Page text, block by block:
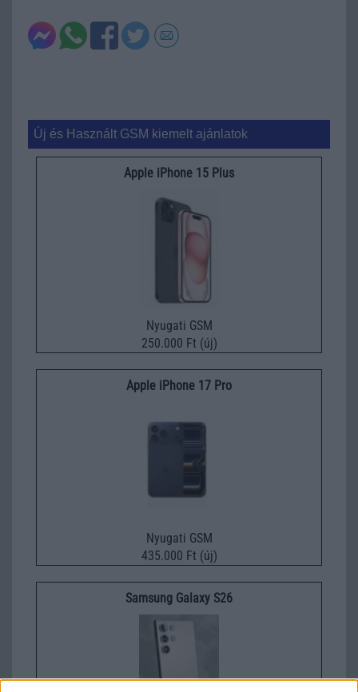
Új és Használt GSM kiemelt ajánlatok
Apple iPhone 15 Plus
Nyugati GSM
250.000 Ft (új)
Apple iPhone 17 Pro
Nyugati GSM
435.000 Ft (új)
Samsung Galaxy S26